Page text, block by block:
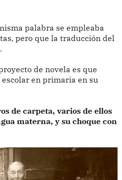
palabra se empleaba
pero que la traducción del
de novela es que
en primaria en su
de carpeta, varios de ellos
materna, y su choque con